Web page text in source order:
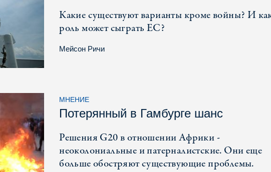
Какие существуют варианты кроме войны? И
роль может сыграть ЕС?
Мейсон Ричи
МНЕНИЕ
Потерянный в Гамбурге шанс
Решения G20 в отношении Африки -
неоколониальные и патерналистские. Они еще
больше обостряют существующие проблемы.